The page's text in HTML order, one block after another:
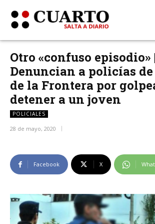
Otro «confuso episodio» |
Denuncian a policías
de la Frontera por
detener a un joven
POLICIALES
28 de mayo, 2020
Facebook X